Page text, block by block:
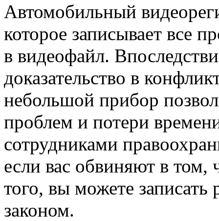
Автомобильный
которое записывает все
в видеофайл.
доказательство в
небольшой прибор
проблем и потери
сотрудниками
если вас обвиняют в том,
того, вы можете записать
законом.